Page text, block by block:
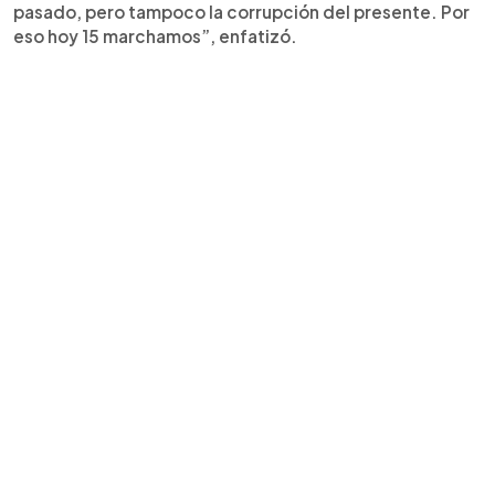
pasado, pero tampoco la corrupción del presente. Por
eso hoy 15 marchamos”, enfatizó.